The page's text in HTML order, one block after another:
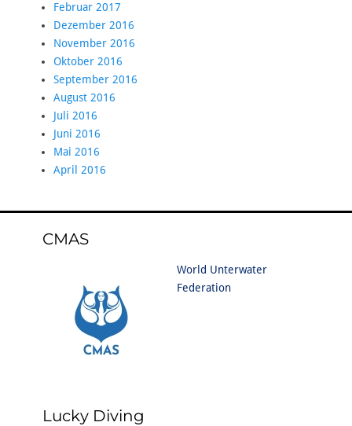
Februar 2017
Dezember 2016
November 2016
Oktober 2016
September 2016
August 2016
Juli 2016
Juni 2016
Mai 2016
April 2016
CMAS
World Unterwater
Federation
Lucky Diving